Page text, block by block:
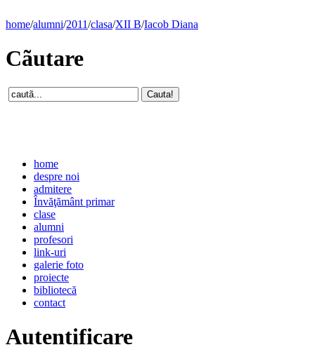
home/alumni/2011/clasa/XII B/Iacob Diana
Cãutare
home
despre noi
admitere
Învăţământ primar
clase
alumni
profesori
link-uri
galerie foto
proiecte
bibliotecă
contact
Autentificare